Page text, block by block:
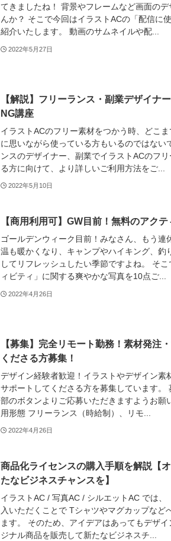
てきましたね！ 背景やフレームなど画面の
んか？ そこで今回はイラストACの「配信に
紹介いたします。 動画のサムネイルや配...
2022年5月27日
【解説】フリーランス・副業デザイナ
NG講座
イラストACのフリー素材をつかう時、どこ
に思いながら使っている方もいるのではない
ンスのデザイナー、副業でイラストACのフ
る方に向けて、より詳しいご利用方法をご...
2022年5月10日
【商用利用可】GW目前！無料のアク
ゴールデンウィーク目前！みなさん、もう連
温も暖かくなり、キャンプやハイキング、釣
してリフレッシュしたい季節ですよね。 そ
ィビティ」に関する爽やかな写真を10点ご...
2022年4月26日
【募集】完全リモート勤務！素材発注
くださる方募集！
デザイン経験者歓迎！イラストやデザイン素
サポートしてくださる方を募集しています。
部のボタンよりご応募いただきますようお願
用形態 フリーランス（時給制）、リモ...
2022年4月26日
商品化ライセンスの購入手順を解説【
たなビジネスチャンスを】
イラストAC / 写真AC / シルエットAC では
入いただくことで Tシャツやマグカップなど
ます。 そのため、アイデアはあってもデザ
ジナル商品を販売して新たなビジネスチ...